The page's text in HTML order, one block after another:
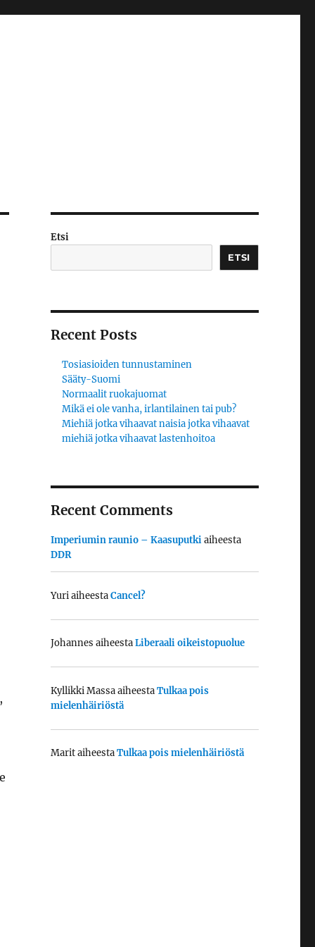
Etsi
ETSI
Recent Posts
Tosiasioiden tunnustaminen
Sääty-Suomi
Normaalit ruokajuomat
Mikä ei ole vanha, irlantilainen tai pub?
Miehiä jotka vihaavat naisia jotka vihaavat
miehiä jotka vihaavat lastenhoitoa
Recent Comments
Imperiumin raunio – Kaasuputkiaiheesta
DDR
YuriaiheestaCancel?
Johannes aiheestaLiberaali oikeistopuolue
Kyllikki MassaaiheestaTulkaa pois
mielenhäiriöstä
MaritaiheestaTulkaa pois mielenhäiriöstä